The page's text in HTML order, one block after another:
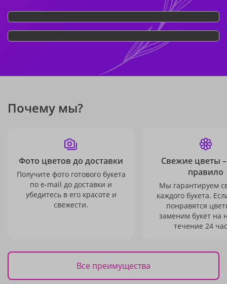
Почему мы?
Фото цветов до доставки
Получите фото готового букета
по e-mail до доставки и
убедитесь в его красоте и
свежести.
Свежие цветы
правило
Мы гарантируем
каждого букета.
понравятся
заменим букет на
течение 24
Все преимущества